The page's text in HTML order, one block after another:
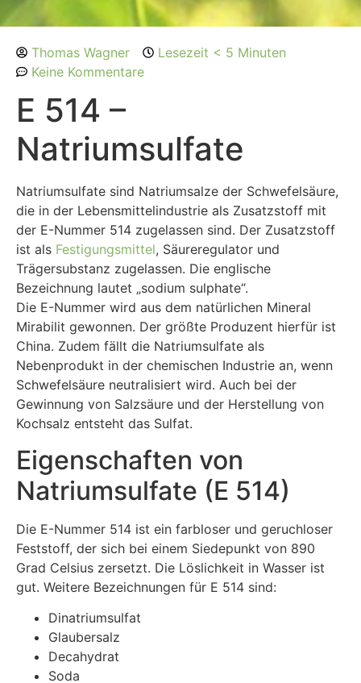
Thomas Wagner
Lesezeit < 5 Minuten
Keine Kommentare
E 514 –
Natriumsulfate
Natriumsulfate sind Natriumsalze der Schwefelsäure,
die in der Lebensmittelindustrie als Zusatzstoff mit
der E-Nummer 514 zugelassen sind. Der Zusatzstoff
ist als Festigungsmittel, Säureregulator und
Trägersubstanz zugelassen. Die englische
Bezeichnung lautet „sodium sulphate“.
Die E-Nummer wird aus dem natürlichen Mineral
Mirabilit gewonnen. Der größte Produzent hierfür ist
China. Zudem fällt die Natriumsulfate als
Nebenprodukt in der chemischen Industrie an, wenn
Schwefelsäure neutralisiert wird. Auch bei der
Gewinnung von Salzsäure und der Herstellung von
Kochsalz entsteht das Sulfat.
Eigenschaften von
Natriumsulfate (E 514)
Die E-Nummer 514 ist ein farbloser und geruchloser
Feststoff, der sich bei einem Siedepunkt von 890
Grad Celsius zersetzt. Die Löslichkeit in Wasser ist
gut. Weitere Bezeichnungen für E 514 sind:
Dinatriumsulfat
Glaubersalz
Decahydrat
Soda